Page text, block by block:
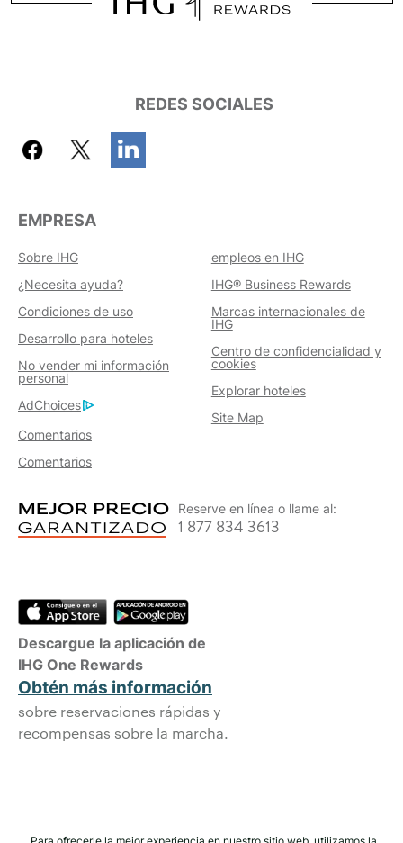
REDES SOCIALES
EMPRESA
Sobre IHG
empleos en IHG
¿Necesita ayuda?
IHG® Business Rewards
Condiciones de uso
Marcas internacionales de
IHG
Desarrollo para hoteles
Centro de confidencialidad y
cookies
No vender mi información
personal
Explorar hoteles
AdChoices
Site Map
Comentarios
Comentarios
Reserve en línea o llame al:
1 877 834 3613
Descargue la aplicación de
IHG One Rewards
Obtén más información
sobre reservaciones rápidas y
recompensas sobre la marcha.